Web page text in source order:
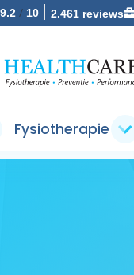
9.2 / 10 2.461 reviews
Fysiotherapie